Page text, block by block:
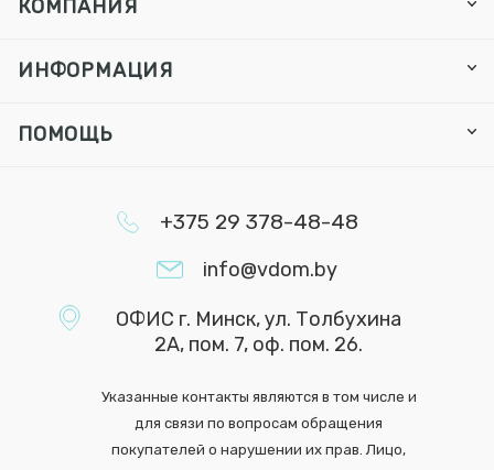
КОМПАНИЯ
ИНФОРМАЦИЯ
ПОМОЩЬ
+375 29 378-48-48
info@vdom.by
ОФИС г. Минск, ул. Толбухина
2А, пом. 7, оф. пом. 26.
Указанные контакты являются в том числе и
для связи по вопросам обращения
покупателей о нарушении их прав. Лицо,